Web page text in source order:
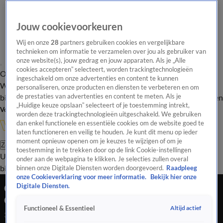
Overzicht Onze programma's Uitzendingen Onze gezichten
In de
WandelgangenInterviewsUitzending
bijwonenPodcastShopVeelgestelde vragenKijkersvraag insturen
Volg Vandaag Inside
Zoeken
UitzendingenVandaag InsideDe OranjezomerShopUitzending
bijwonen
Opa Frenkie de Jong reageert op WK-exit
Oranje: 'Ik ben geen bondscoach, maar...'
30 juni 2026, 17:30
Jouw cookievoorkeuren
Wij en onze28 partners gebruiken cookies en vergelijkbare
technieken om informatie te verzamelen over jou als gebruiker van
onze website(s), jouw gedrag en jouw apparaten. Als je „Alle
cookies accepteren” selecteert, worden trackingtechnologieën
ingeschakeld om onze advertenties en content te kunnen
personaliseren, onze producten en diensten te verbeteren en om
de prestaties van advertenties en content te meten. Als je
„Huidige keuze opslaan” selecteert of je toestemming intrekt,
worden deze trackingtechnologieën uitgeschakeld. We gebruiken
dan enkel functionele en essentiële cookies om de website goed te
laten functioneren en veilig te houden. Je kunt dit menu op ieder
moment opnieuw openen om je keuzes te wijzigen of om je
toestemming in te trekken door op de link Cookie-instellingen
onder aan de webpagina te klikken. Je selecties zullen overal
binnen onze Digitale Diensten worden doorgevoerd. Raadpleeg
onze Cookieverklaring voor meer informatie.
Bekijk hier onze
Digitale Diensten.
Functioneel & Essentieel Altijd actief